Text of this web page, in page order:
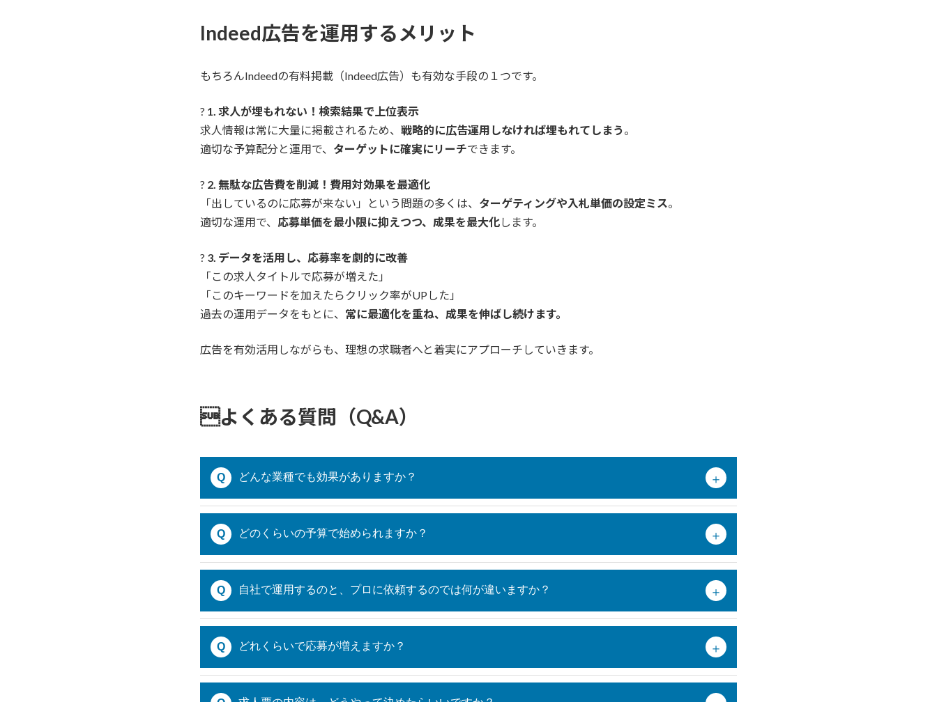
Indeed広告を運用するメリット
もちろんIndeedの有料掲載（Indeed広告）も有効な手段の１つです。
? 1. 求人が埋もれない！検索結果で上位表示
求人情報は常に大量に掲載されるため、 戦略的に広告運用しなければ埋もれてしまう 。
適切な予算配分と運用で、 ターゲットに確実にリーチできます。
? 2. 無駄な広告費を削減！費用対効果を最適化
「出しているのに応募が来ない」という問題の多くは、 ターゲティングや入札単価の設定ミス。
適切な運用で、 応募単価を最小限に抑えつつ、成果を最大化します。
? 3. データを活用し、応募率を劇的に改善
「この求人タイトルで応募が増えた」
「このキーワードを加えたらクリック率がUPした」
過去の運用データをもとに、 常に最適化を重ね、成果を伸ばし続けます。
広告を有効活用しながらも、理想の求職者へと着実にアプローチしていきます。
よくある質問（Q&A）
Q どんな業種でも効果がありますか？ ＋
Q どのくらいの予算で始められますか？ ＋
Q 自社で運用するのと、プロに依頼するのでは何が違いますか？ ＋
Q どれくらいで応募が増えますか？ ＋